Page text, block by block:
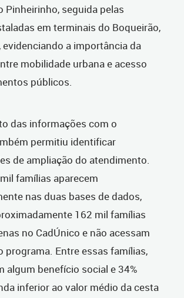
Pinheirinho, seguida pelas
em terminais do Boqueirão,
evidenciando a importância da
mobilidade urbana e acesso
públicos.
das informações com o
permitiu identificar
de ampliação do atendimento.
famílias aparecem
nas duas bases de dados,
162 mil famílias
no CadÚnico e não acessam
programa. Entre essas famílias,
algum benefício social e 34%
inferior ao valor médio da cesta